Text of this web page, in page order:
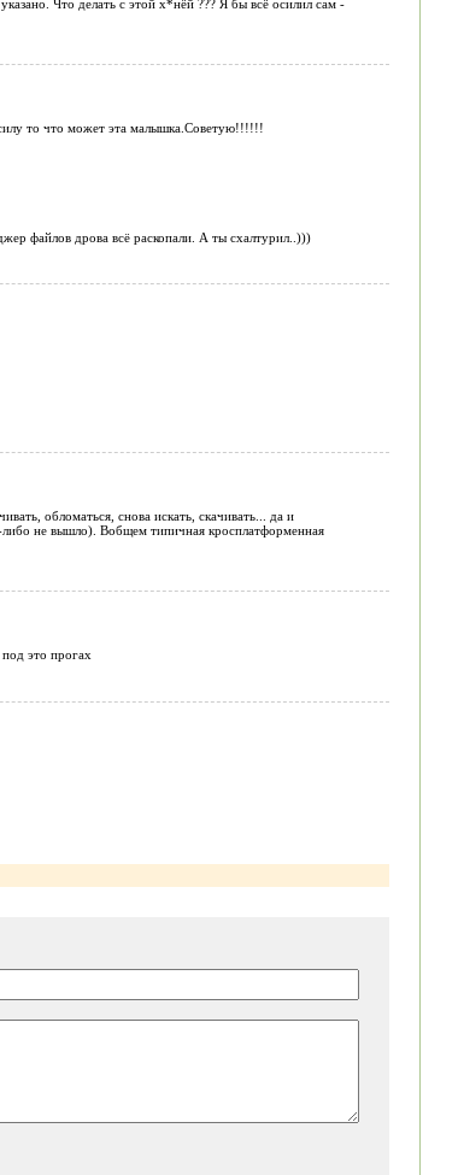
Что делать с этой х*нёй ??? Я бы всё осилил сам -
то что может эта малышка.Советую!!!!!!
файлов дрова всё раскопали. А ты схалтурил..)))
обломаться, снова искать, скачивать... да и
не вышло). Вобщем типичная кросплатформенная
это прогах